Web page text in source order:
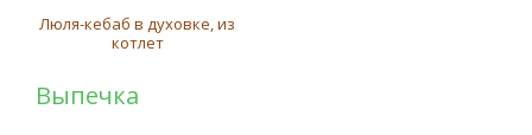
Люля-кебаб в духовке, из
котлет
Выпечка